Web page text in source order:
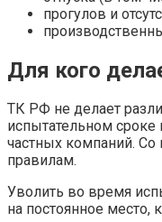
прогулов и
Для кого
ТК РФ не делает
испытательном сроке
частных компаний.
правилам.
Уволить во время
на постоянное место,